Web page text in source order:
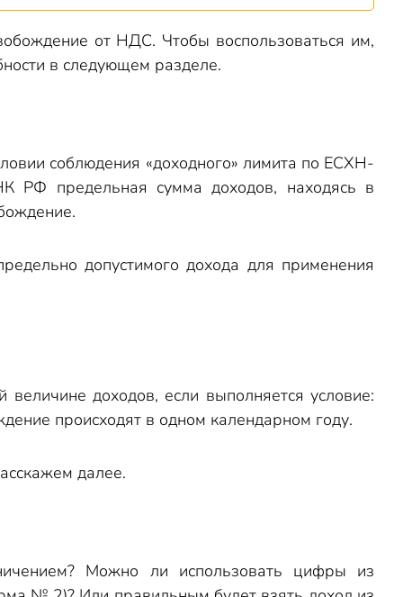
от НДС. Чтобы воспользоваться им,
в следующем разделе.
соблюдения «доходного» лимита по ЕСХН-
РФ предельная сумма доходов, находясь в
допустимого дохода для применения
доходов, если выполняется условие:
происходят в одном календарном году.
далее.
Можно ли использовать цифры из